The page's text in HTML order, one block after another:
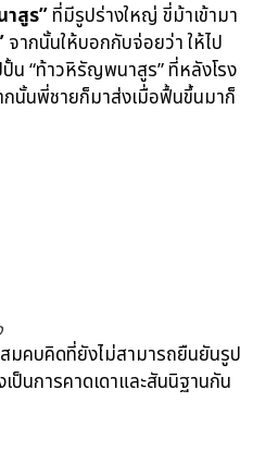
สูร”ที่มีรูปร่างใหญ่ ขี่ม้าเข้ามา
จากนั้นให้บอกกับจ่อยว่า ให้ไป
น “ท้าวหิรัญพนาสูร” ที่หลังโรง
นั้นพี่ชายก็มาส่งเมื่อฟื้นขึ้นมาก็